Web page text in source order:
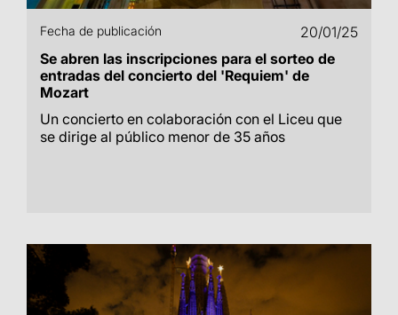
Fecha de publicación
20/01/25
Se abren las inscripciones para el sorteo de
entradas del concierto del 'Requiem' de
Mozart
Un concierto en colaboración con el Liceu que
se dirige al público menor de 35 años